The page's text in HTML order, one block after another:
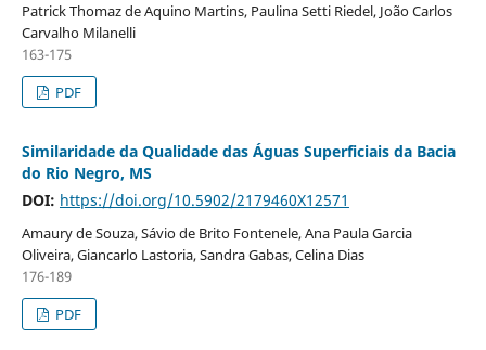
Patrick Thomaz de Aquino Martins, Paulina Setti Riedel, João Carlos
Carvalho Milanelli
163-175
PDF
Similaridade da Qualidade das Águas Superficiais da Bacia
do Rio Negro, MS
DOI: https://doi.org/10.5902/2179460X12571
Amaury de Souza, Sávio de Brito Fontenele, Ana Paula Garcia
Oliveira, Giancarlo Lastoria, Sandra Gabas, Celina Dias
176-189
PDF